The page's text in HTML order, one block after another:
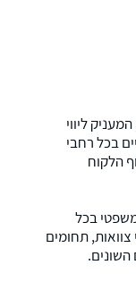
ליווי
בכל רחבי
הלקוח
משפטי בכל
צוואות, תחומים